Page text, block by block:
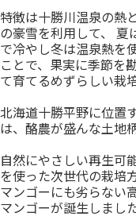
特徴は十勝川温泉の熱
の豪雪を利用して、 夏
で冷やし冬は温泉熱を
ことで、果実に季節を
て育てるめずらしい栽
北海道十勝平野に位置
は、酪農が盛んな土地柄
自然にやさしい再生可
を使った次世代の栽培
マンゴーにも劣らない
マンゴーが誕生しまし